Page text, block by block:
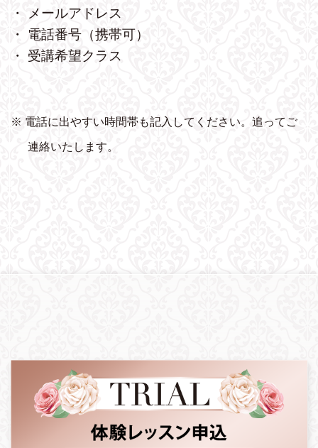
・ メールアドレス
・ 電話番号（携帯可）
・ 受講希望クラス
※ 電話に出やすい時間帯も記入してください。追ってご
連絡いたします。